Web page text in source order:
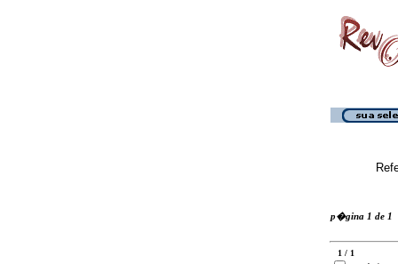
p�gina 1 de 1
1 / 1